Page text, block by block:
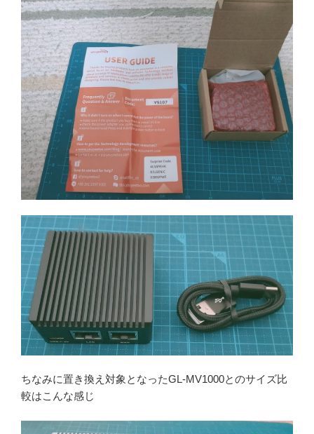
ちなみに置き換え対象となったGL-MV1000とのサイズ比
較はこんな感じ